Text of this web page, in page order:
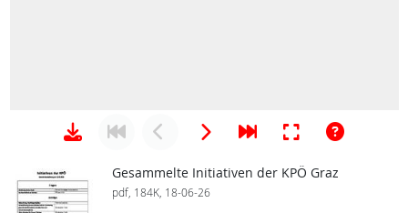
Gesammelte Initiativen der KPÖ Graz
pdf, 184K, 18-06-26